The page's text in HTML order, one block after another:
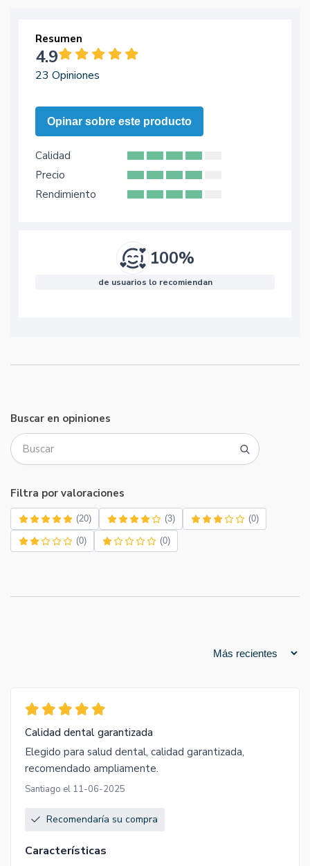
Resumen
4.9
23 Opiniones
Opinar sobre este producto
Calidad
Precio
Rendimiento
100%
de usuarios lo recomiendan
Buscar en opiniones
Filtra por valoraciones
(20) (3) (0)
(0) (0)
Calidad dental garantizada
Elegido para salud dental, calidad garantizada,
recomendado ampliamente.
Santiago el 11-06-2025
Recomendaría su compra
Características